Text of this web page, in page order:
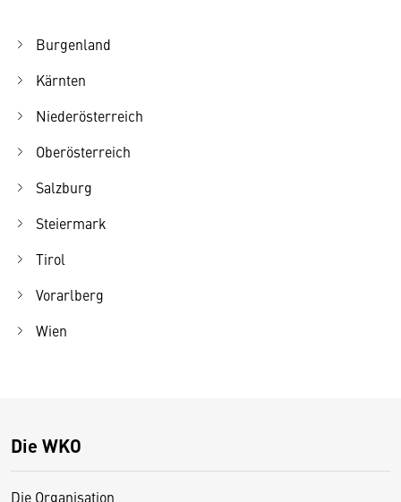
Burgenland
Kärnten
Niederösterreich
Oberösterreich
Salzburg
Steiermark
Tirol
Vorarlberg
Wien
Die WKO
Die Organisation